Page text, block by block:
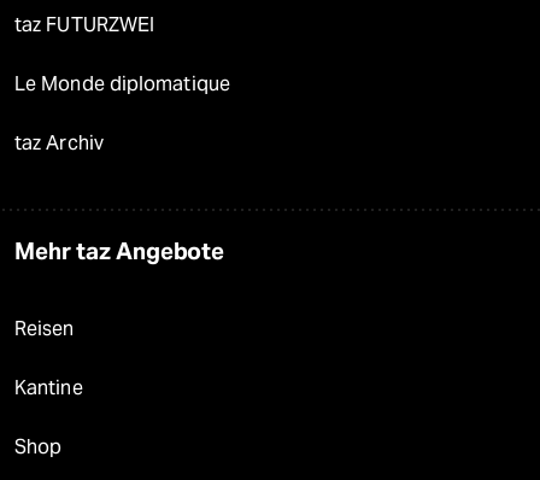
taz FUTURZWEI
Le Monde diplomatique
taz Archiv
Mehr taz Angebote
Reisen
Kantine
Shop